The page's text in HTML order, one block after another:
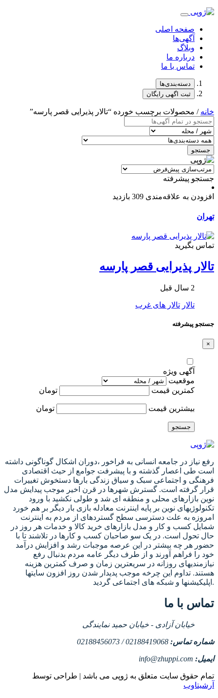
صفحه اصلی
آگهی‌ها
وبلاگ
درباره ما
تماس با ما
دسته‌بندی‌ها
ثبت اگهی رایگان
خانه / محصولات برچسب خورده “تالار پذیرایی قصر پارسه”
جستجو
جستجو پیشرفته
افزودن به علاقه‌مندی 309 بازدید
تهران
تماس بگیرید
تالار پذیرایی قصر پارسه
2 سال قبل
تالار تالار های غرب
جستجو پیشرفته
×
آگهی ویژه
موقعیت
کمترین قیمت
تومان
بیشترین قیمت تومان
جستجو
رفع نیاز در جامعه انسانی به فراخور ،دوران اشکال گوناگونی داشته
است طی اعصار گذشته و با پیشرفت جوامع از حیث اقتصادی
فرهنگی و اجتماعی سبک و سیاق زندگی بارها دستخوش تغییرات
قرار گرفته است. گسترش شهرها در قرن اخیر موجب پیدایش مدل
نوین بازارهای محلی و منطقه ای شد و طولی نکشید با ورود
تکنولوژیهای نوین بر پایه اینترنت معادله بازی بار دیگر بر هم خورد
امروزه به علت دسترسی سطح گستردهای از مردم به اینترنت
شمایل کسب و کار و مدل بازارهای خرید کالا و خدمات هر روز در
حال تحول است. در یک سو صاحبان کسب و کارها در تلاشند تا با
حضور هر چه بیشتر در این عرصه موجبات رشد و افزایش درآمد
خود را فراهم آورند و از طرف دیگر عامه مردم بدنبال رفع
نیازمندیهای روزانه در سریعترین زمان و صرف کمترین هزینه
هستند. تداوم این چرخه موجب پدیدار شدن روز افزون سایتها
اپلیکیشنها و شبکه های اجتماعی گردید.
تماس با ما
خیابان آزادی - خیابان حمید نمایندگی
شماره تماس: 02188419068 / 02188456073
ایمیل: info@zhuppi.com
تمام حقوق سایت متعلق به ژوپی می باشد | طراحی توسط
آرشیتاوب